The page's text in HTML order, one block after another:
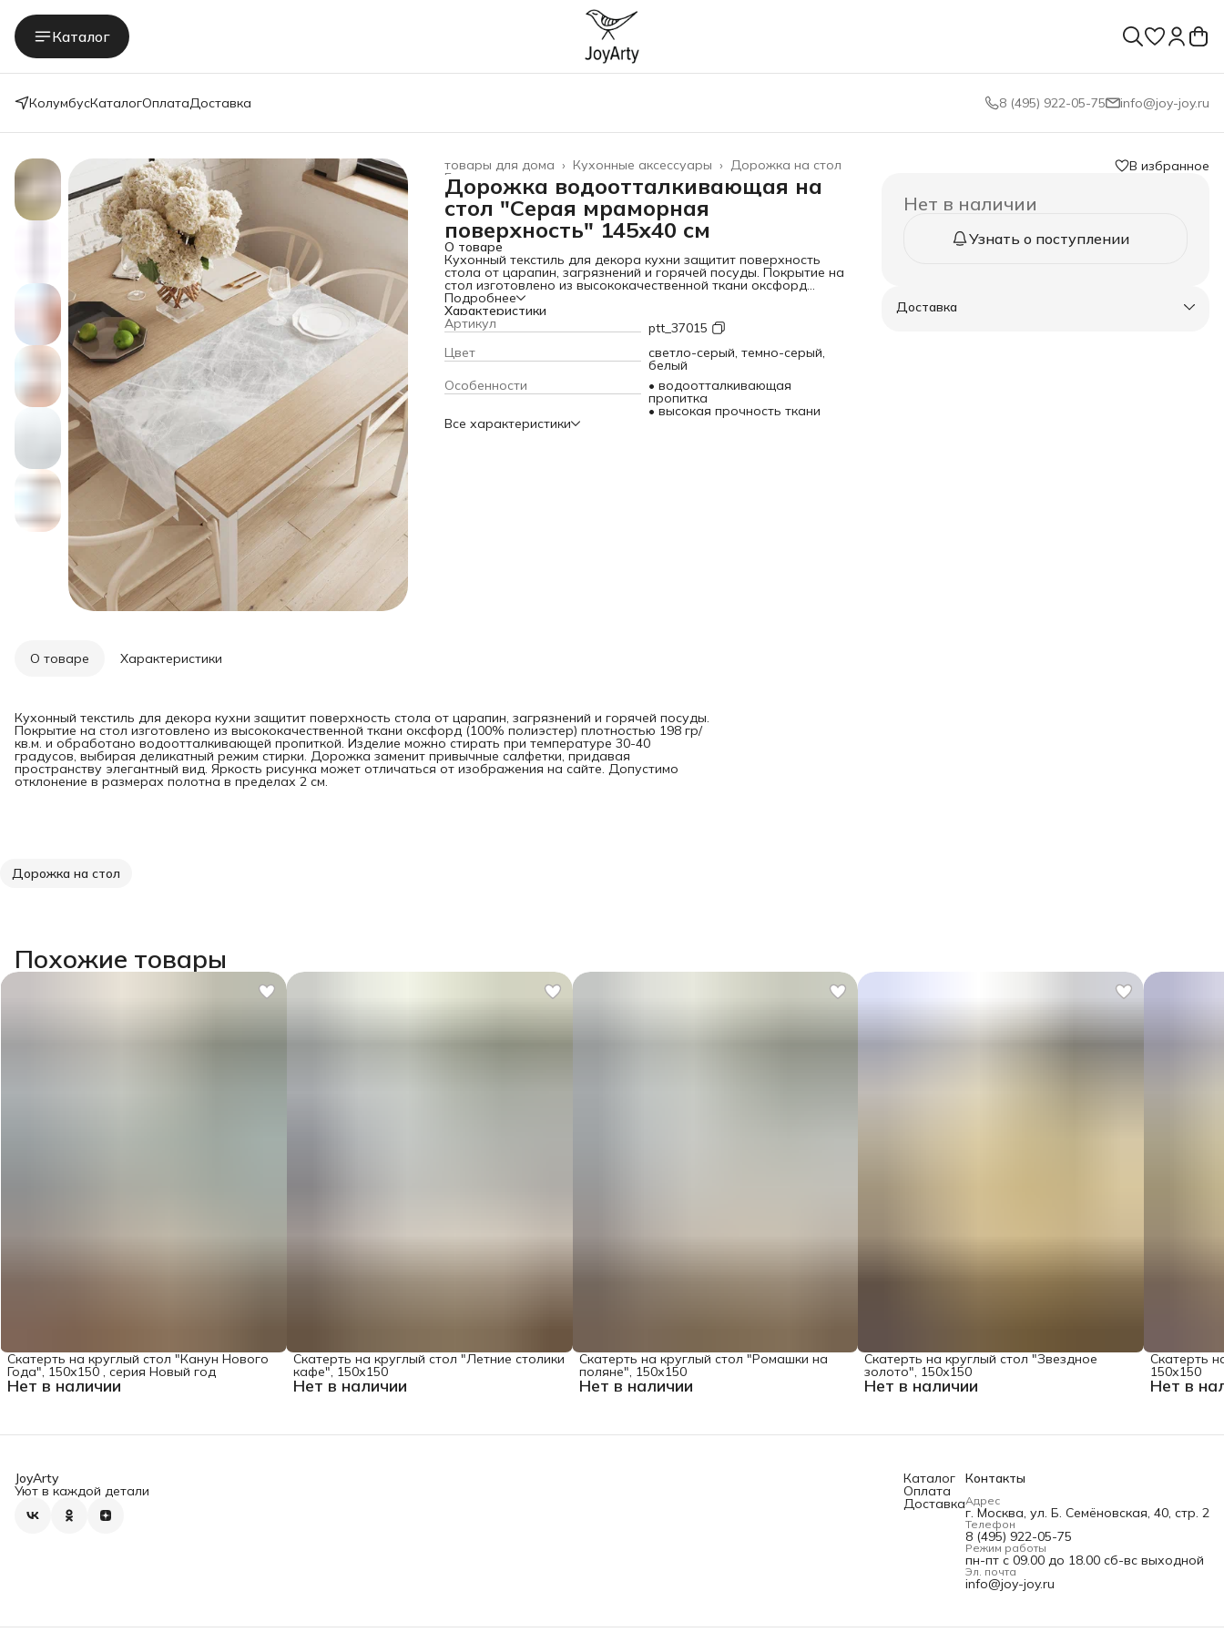
Каталог
КолумбусКаталогОплатаДоставка 8 (495) 922-05-75 info@joy-joy.ru
Дорожка на стол
Кухонные аксессуары ›
товары для дома ›
Главная
Дорожка водоотталкивающая на
стол "Серая мраморная
поверхность" 145х40 см
О товаре
Кухонный текстиль для декора кухни защитит поверхность
стола от царапин, загрязнений и горячей посуды. Покрытие на
стол изготовлено из высококачественной ткани оксфорд
(100% полиэстер) плотностью 198 гр/кв.м. и обработано
водоотталкивающей пропиткой. Изделие можно стирать при
температуре 30-40 градусов, выбирая деликатный режим
стирки. Дорожка заменит привычные салфетки, придавая
пространству элегантный вид. Яркость рисунка может
отличаться от изображения на сайте. Допустимо отклонение
в размерах полотна в пределах 2 см.
Подробнее
Характеристики
Артикул
ptt_37015
Цвет
светло-серый, темно-серый,
белый
Особенности
• водоотталкивающая
пропитка
• высокая прочность ткани
Все характеристики
В избранное
Нет в наличии
Узнать о поступлении
Доставка
О товаре Характеристики
Кухонный текстиль для декора кухни защитит поверхность стола от царапин, загрязнений и горячей посуды.
Покрытие на стол изготовлено из высококачественной ткани оксфорд (100% полиэстер) плотностью 198 гр/
кв.м. и обработано водоотталкивающей пропиткой. Изделие можно стирать при температуре 30-40
градусов, выбирая деликатный режим стирки. Дорожка заменит привычные салфетки, придавая
пространству элегантный вид. Яркость рисунка может отличаться от изображения на сайте. Допустимо
отклонение в размерах полотна в пределах 2 см.
Дорожка на стол
Похожие товары
Нет в наличии
Скатерть на круглый стол "Канун Нового
Года", 150х150 , серия Новый год
Нет в наличии
Скатерть на круглый стол "Летние столики
кафе", 150х150
Нет в наличии
Скатерть на круглый стол "Ромашки на
поляне", 150х150
Нет в наличии
Скатерть на круглый стол "Звездное
золото", 150х150
Нет в
Скатерть
150х150
JoyArty
Уют в каждой детали
Каталог
Оплата
Доставка
Контакты
Адрес
г. Москва, ул. Б. Семёновская, 40, стр. 2
Телефон
8 (495) 922-05-75
Режим работы
пн-пт с 09.00 до 18.00 сб-вс выходной
Эл. почта
info@joy-joy.ru